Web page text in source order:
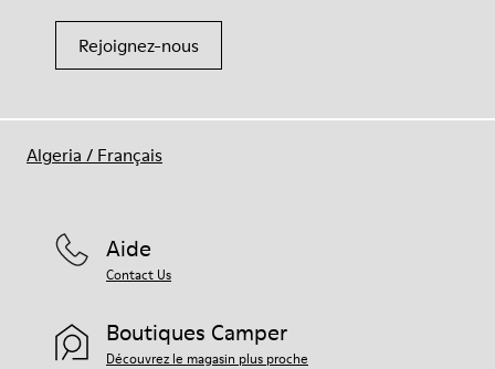
Rejoignez-nous
Aide
Contact Us
Boutiques Camper
Découvrez le magasin plus proche
Algeria / Français